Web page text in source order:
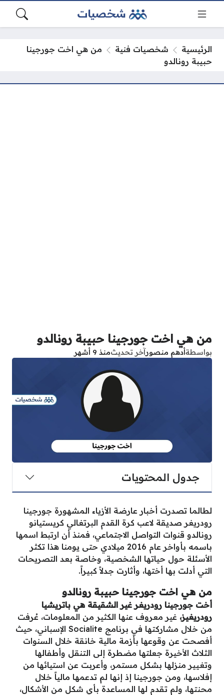
الرئيسية شخصيات فنية
من هي اخت جورجينا
حبيبة رونالدو
من هي اخت جورجينا حبيبة رونالدو
بواسطةأدهم منصورآخر تحديثمنذ 9 أشهر
جدول المحتويات
لطالما تصدرت أخبار عارضة الأزياء المشهورة جورجينا
رودريغر صديقة لاعب كرة القدم البرتغالي كريستيانو
رونالدو قنوات التواصل الاجتماعي، فمنذ أن ارتبط اسمها
باسمه بأواخر عام 2016 ميلادي حتى يومنا هذا تكثر
الأسئلة حول حياتها الشخصية، وخاصة بعد التصريحات
التي أدلت بها أختها، وأثارت جدلاً كبيراً.
من هي اخت جورجينا حبيبة رونالدو
أخت جورجينا رودريغر غير الشقيقة هي باتريشيا
رودريغيز، غير معروف عنها الكثير من المعلومات، عُرفت
من خلال مشاركتها في برنامج Socialite الإسباني، حيث
أفصحت عن وقوعها بأزمة مالية خانقة خلال السنوات
الثلاث الأخيرة جعلتها مضطرة إلى التنقل وأطفالها
وتغيير منزلها بشكل مستمر، وأعربت عن استيائها من
إفلاسها، ومن جورجينا إذ إنها لم تدعمها مالياً خلال
محنتها، ولم تقدم لها المساعدة بأي شكل من الأشكال،